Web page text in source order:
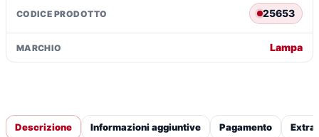
organizer
CODICE PRODOTTO 25653
MARCHIO Lampa
Descrizione Informazioni aggiuntive Pagamento Extra